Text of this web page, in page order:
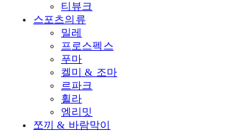
티뷰크
스포츠의류
밀레
프로스펙스
푸마
켈미 & 조마
르파크
휠라
엠리밋
쪼끼 & 바람막이